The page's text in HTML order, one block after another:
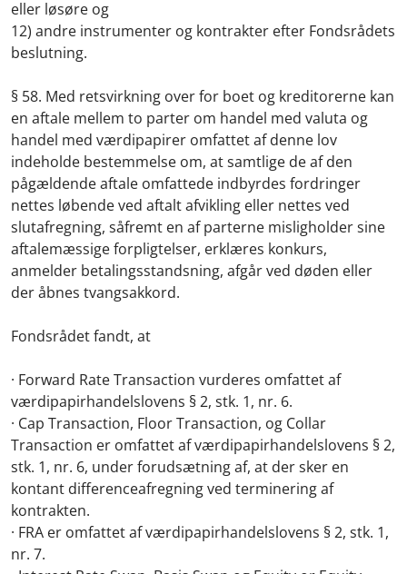
eller løsøre og
12) andre instrumenter og kontrakter efter Fondsrådets
beslutning.
§ 58. Med retsvirkning over for boet og kreditorerne kan
en aftale mellem to parter om handel med valuta og
handel med værdipapirer omfattet af denne lov
indeholde bestemmelse om, at samtlige de af den
pågældende aftale omfattede indbyrdes fordringer
nettes løbende ved aftalt afvikling eller nettes ved
slutafregning, såfremt en af parterne misligholder sine
aftalemæssige forpligtelser, erklæres konkurs,
anmelder betalingsstandsning, afgår ved døden eller
der åbnes tvangsakkord.
Fondsrådet fandt, at
· Forward Rate Transaction vurderes omfattet af
værdipapirhandelslovens § 2, stk. 1, nr. 6.
· Cap Transaction, Floor Transaction, og Collar
Transaction er omfattet af værdipapirhandelslovens § 2,
stk. 1, nr. 6, under forudsætning af, at der sker en
kontant differenceafregning ved terminering af
kontrakten.
· FRA er omfattet af værdipapirhandelslovens § 2, stk. 1,
nr. 7.